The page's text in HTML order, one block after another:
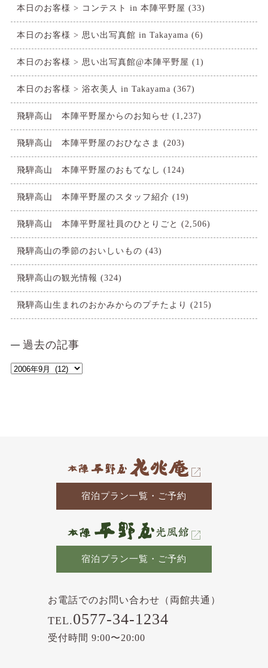
本日のお客様 > コンテスト in 本陣平野屋 (33)
本日のお客様 > 思い出写真館 in Takayama (6)
本日のお客様 > 思い出写真館@本陣平野屋 (1)
本日のお客様 > 浴衣美人 in Takayama (367)
飛騨高山 本陣平野屋からのお知らせ (1,237)
飛騨高山 本陣平野屋のおひなさま (203)
飛騨高山 本陣平野屋のおもてなし (124)
飛騨高山 本陣平野屋のスタッフ紹介 (19)
飛騨高山 本陣平野屋社員のひとりごと (2,506)
飛騨高山の季節のおいしいもの (43)
飛騨高山の観光情報 (324)
飛騨高山生まれのおかみからのプチたより (215)
過去の記事
過
宿泊プラン一覧・ご予約
宿泊プラン一覧・ご予約
お電話でのお問い合わせ（両館共通）
TEL.0577-34-1234
受付時間 9:00〜20:00